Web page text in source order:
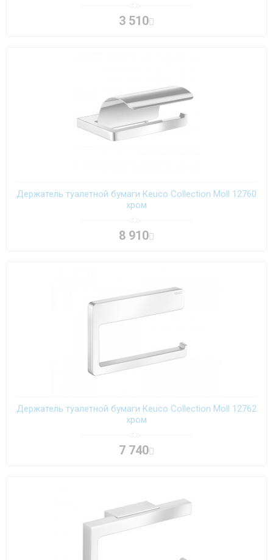
3 510
Держатель туалетной бумаги Keuco Collection Moll 12760
хром
8 910
Держатель туалетной бумаги Keuco Collection Moll 12762
хром
7 740